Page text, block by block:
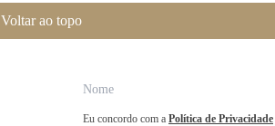
Voltar ao topo
Eu concordo com a Política de Privacidade